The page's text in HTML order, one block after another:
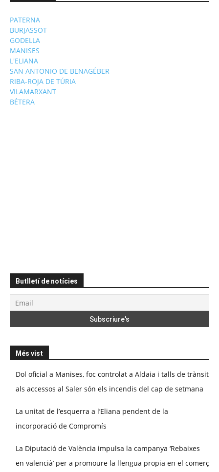
PATERNA
BURJASSOT
GODELLA
MANISES
L'ELIANA
SAN ANTONIO DE BENAGÉBER
RIBA-ROJA DE TÚRIA
VILAMARXANT
BÉTERA
Butlletí de notícies
Més vist
Dol oficial a Manises, foc controlat a Aldaia i talls de trànsit
als accessos al Saler són els incendis del cap de setmana
La unitat de l’esquerra a l’Eliana pendent de la
incorporació de Compromís
La Diputació de València impulsa la campanya ‘Rebaixes
en valencià’ per a promoure la llengua propia en el comerç